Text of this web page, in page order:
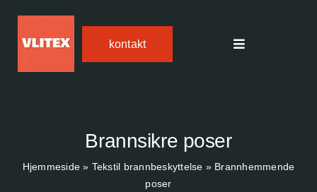
innhold
kontakt
Veksle
FIREdown SprayJet HV
Brannsikre poser
Hjemmeside » Tekstil brannbeskyttelse » Brannhemmende
poser